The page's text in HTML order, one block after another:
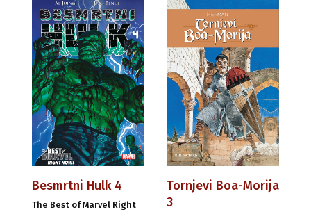
Besmrtni Hulk 4
The Best of Marvel Right
Tornjevi Boa-Morija
3